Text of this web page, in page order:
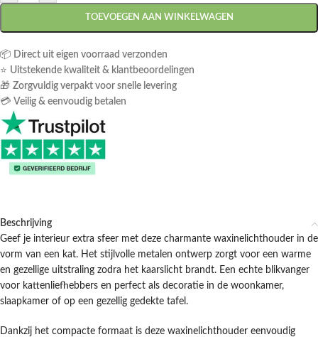
TOEVOEGEN AAN WINKELWAGEN
📦 Direct uit eigen voorraad verzonden
⭐ Uitstekende kwaliteit & klantbeoordelingen
🎁 Zorgvuldig verpakt voor snelle levering
💳 Veilig & eenvoudig betalen
Beschrijving
Geef je interieur extra sfeer met deze charmante waxinelichthouder in de
vorm van een kat. Het stijlvolle metalen ontwerp zorgt voor een warme
en gezellige uitstraling zodra het kaarslicht brandt. Een echte blikvanger
voor kattenliefhebbers en perfect als decoratie in de woonkamer,
slaapkamer of op een gezellig gedekte tafel.
Dankzij het compacte formaat is deze waxinelichthouder eenvoudig